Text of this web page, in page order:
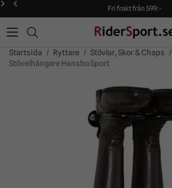
Fri frakt från 599:-
90 dagars öppet köp!
Alltid snabba leveranser!
Fri frakt från 599:-
Startsida / Ryttare / Stövlar, Skor & Chaps /
Stövelhängare Hansbo Sport